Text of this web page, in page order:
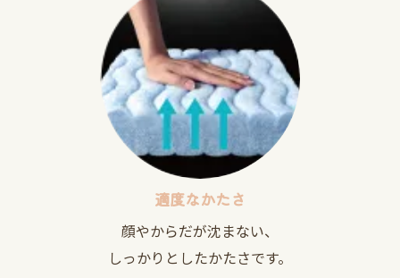
適度なかたさ
顔やからだが沈まない、
しっかりとしたかたさです。